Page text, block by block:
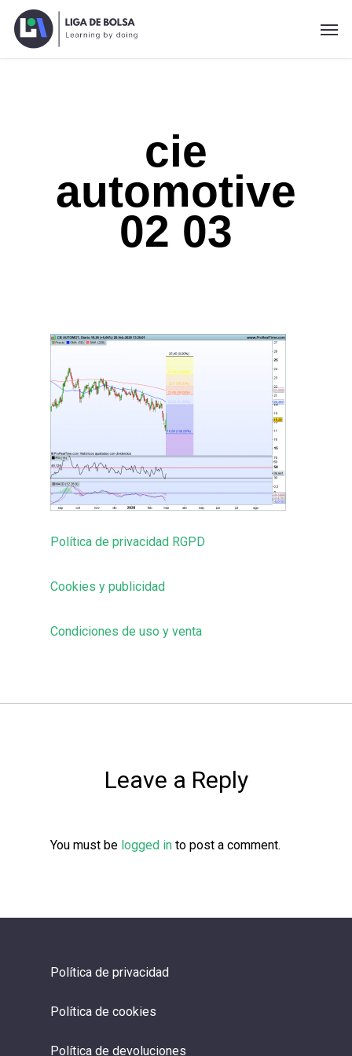
Skip
cie
automotive
02 03
Política de privacidad RGPD
Cookies y publicidad
Condiciones de uso y venta
Leave a Reply
You must be logged in to post a comment.
Política de privacidad
Política de cookies
Política de devoluciones